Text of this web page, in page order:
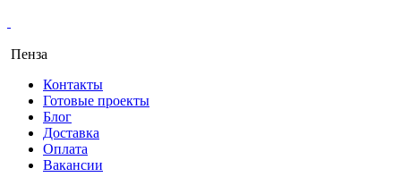
Пенза
Контакты
Готовые проекты
Блог
Доставка
Оплата
Вакансии